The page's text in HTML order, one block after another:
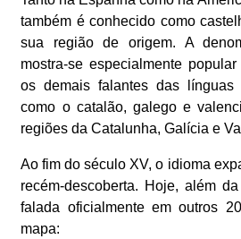
também é conhecido como
sua região de origem. A
mostra-se especialmente
os demais falantes das línguas
como o catalão, galego e
regiões da Catalunha, Galícia e
Ao fim do século XV, o idioma
recém-descoberta. Hoje, além
falada oficialmente em outros
mapa: